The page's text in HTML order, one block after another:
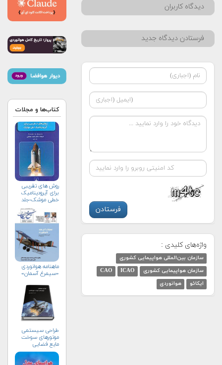
دیدگاه کاربران
فرستادن دیدگاه جدید
واژه‌های کلیدی :
سازمان بین‌المللی هواپیمایی کشوری
سازمان هواپیمایی کشوری
CAO
ICAO
ایکائو
هوانوردی
کتاب‌ها و مجلات
روش های تقریبی
برای آیرودینامیک
خطی موشک-جلد
ماهنامه هوانوردی
«سیمرغ آسمان»
طراحی سیستمی
موتورهای سوخت
مایع فضایی